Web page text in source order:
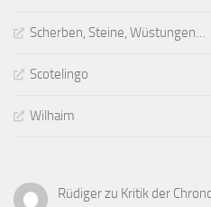
Scherben, Steine, Wüstungen…
Scotelingo
Wilhaim
Rüdigerzu Kritik der